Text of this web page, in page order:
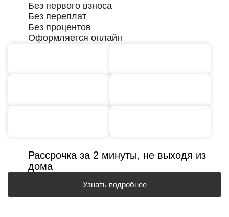
Без первого взноса
Без переплат
Без процентов
Оформляется онлайн
Рассрочка за 2 минуты, не выходя из
дома
Узнать подробнее